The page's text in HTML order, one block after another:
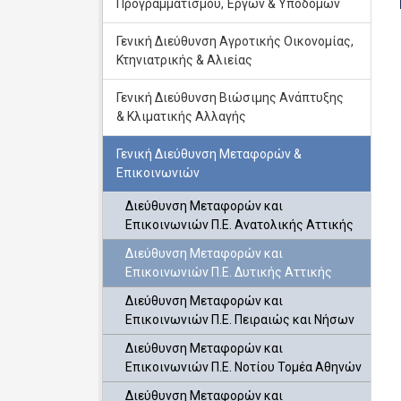
Προγραμματισμού, Έργων & Υποδομών
Γενική Διεύθυνση Αγροτικής Οικονομίας,
Κτηνιατρικής & Αλιείας
Γενική Διεύθυνση Βιώσιμης Ανάπτυξης
& Κλιματικής Αλλαγής
Γενική Διεύθυνση Μεταφορών &
Επικοινωνιών
Διεύθυνση Μεταφορών και
Επικοινωνιών Π.Ε. Ανατολικής Αττικής
Διεύθυνση Μεταφορών και
Επικοινωνιών Π.Ε. Δυτικής Αττικής
Διεύθυνση Μεταφορών και
Επικοινωνιών Π.Ε. Πειραιώς και Νήσων
Διεύθυνση Μεταφορών και
Επικοινωνιών Π.Ε. Νοτίου Τομέα Αθηνών
Διεύθυνση Μεταφορών και